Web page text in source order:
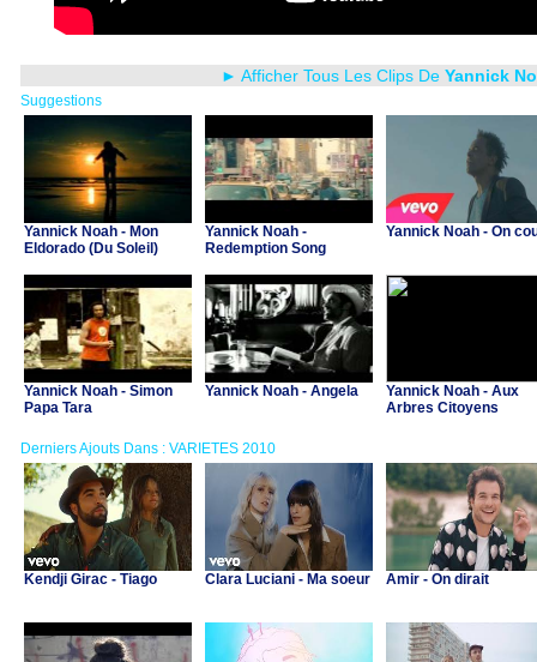
► Afficher Tous Les Clips De Yannick
Suggestions
Yannick Noah - Mon
Eldorado (Du Soleil)
Yannick Noah -
Redemption Song
Yannick Noah - On
Yannick Noah - Simon
Papa Tara
Yannick Noah - Angela
Yannick Noah - Aux
Arbres Citoyens
Derniers Ajouts Dans : VARIETES 2010
Kendji Girac - Tiago Clara Luciani - Ma soeur Amir - On dirait